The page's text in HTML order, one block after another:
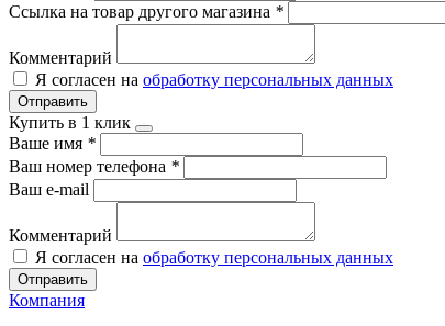
Ссылка на товар другого магазина *
Комментарий
Я согласен на обработку персональных данных
Отправить
Купить в 1 клик
Ваше имя *
Ваш номер телефона *
Ваш e-mail
Комментарий
Я согласен на обработку персональных данных
Отправить
Компания